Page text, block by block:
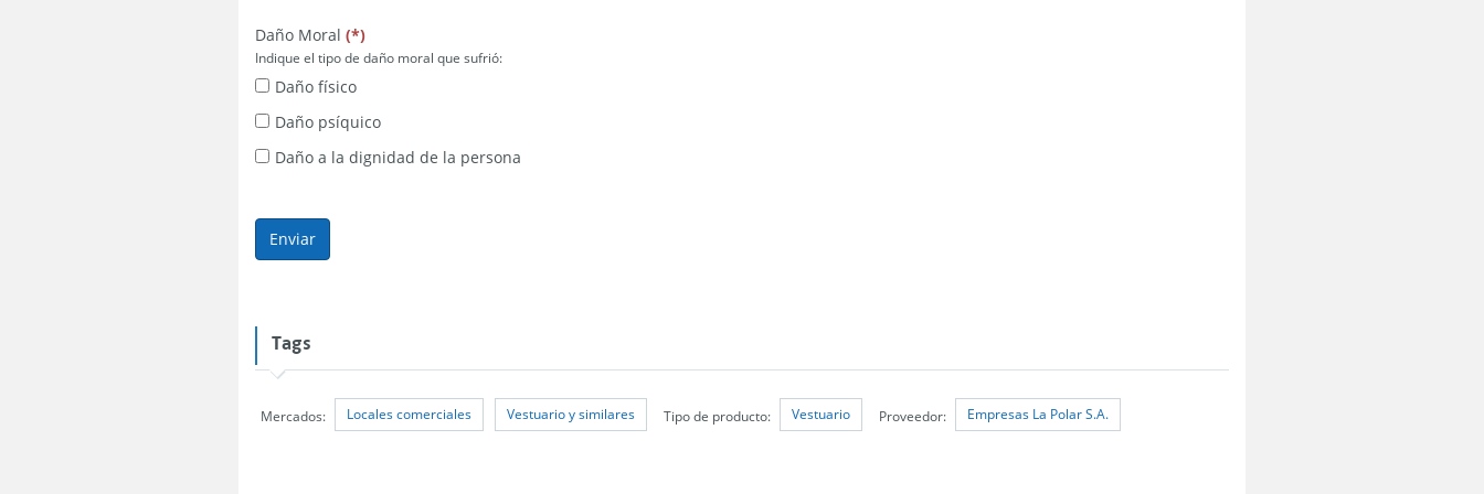
Daño Moral(obligatorio
*obligatorio
)obligatorio
Indique el tipo de daño moral que sufrió:
Daño físico
Daño psíquico
Daño a la dignidad de la persona
Tags
Mercados: Locales comerciales Vestuario y similares Tipo de producto: Vestuario Proveedor: Empresas La Polar S.A.